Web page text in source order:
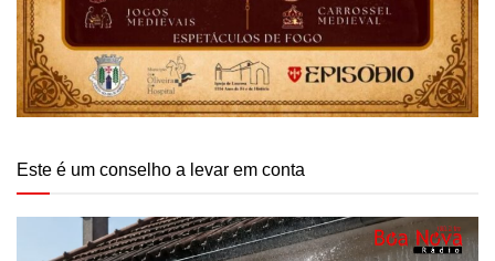
Este é um conselho a levar em conta